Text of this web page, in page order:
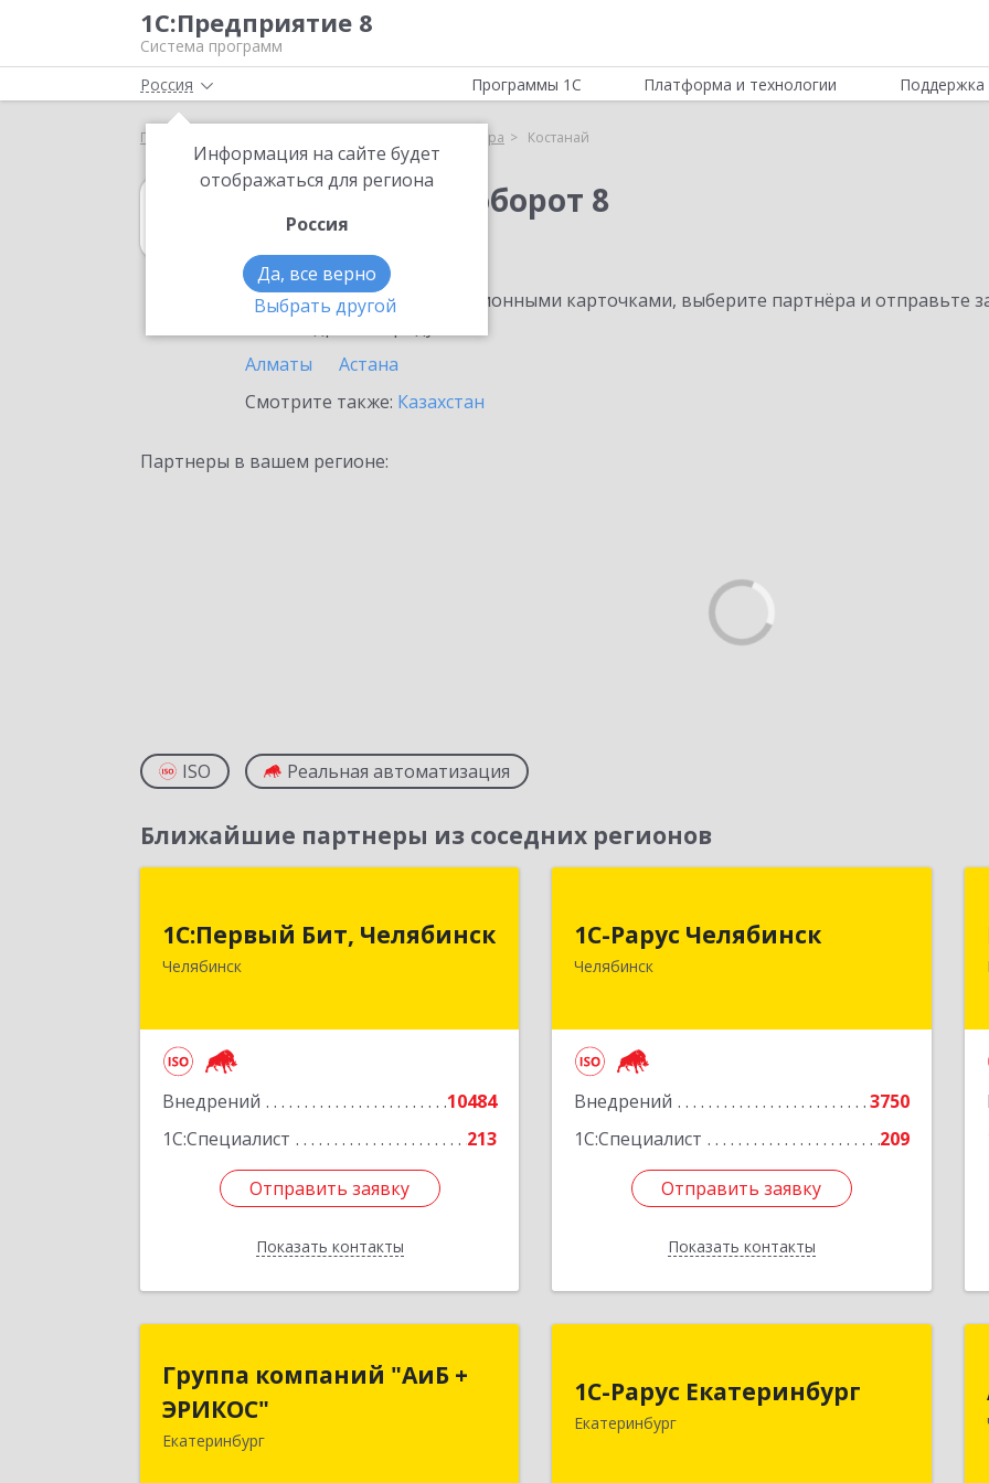
1С:Предприятие 8
Система программ
Россия
Информация на сайте будет
отображаться для региона
Россия
Да, все верно
Выбрать другой
Программы 1С Платформа и технологии Поддержка
Главная Выбор партнёра Костанай
1С:Документооборот 8
в Костанае
Ознакомьтесь с информационными карточками, выберите партнёра и отправьте
Алматы
Астана
Смотрите также: Казахстан
Партнеры в вашем регионе:
ISO Реальная автоматизация
Ближайшие партнеры из соседних регионов
1С:Первый Бит, Челябинск
Челябинск
Внедрений
10484
1С:Специалист
213
Отправить заявку
Показать контакты
454084, Челябинская обл, Челябинск г,
Каслинская ул, дом № 77, оф.109
Подробнее
Отправить заявку
Назад
1С-Рарус Челябинск
Челябинск
Внедрений
3750
1С:Специалист
209
Отправить заявку
Показать контакты
454091, Челябинская обл, Челябинск г,
Подробнее
Отправить заявку
Назад
Группа компаний "АиБ +
ЭРИКОС"
Екатеринбург
Группа компаний "АиБ +
ЭРИКОС"
1С-Рарус Екатеринбург
Екатеринбург
620142, Свердловская обл,
Екатеринбург г, Цвиллинга ул, дом №